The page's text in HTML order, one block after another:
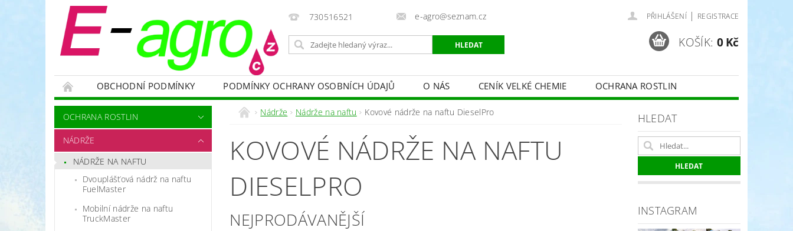
730516521 e-agro@seznam.cz PŘIHLÁŠENÍ | REGISTRACE
KOŠÍK: 0 Kč
OBCHODNÍ PODMÍNKY PODMÍNKY OCHRANY OSOBNÍCH ÚDAJŮ O NÁS CENÍK VELKÉ CHEMIE
OCHRANA ROSTLIN
NÁDRŽE
HNOJIVA VELKOOBJEMOVÉ VAKY, PYTLE, PLACHTY POSTŘIKOVAČE
RODENTICIDY - PROTI HLODAVCŮM
OCHRANNÉ POMŮCKY A PRACOVNÍ OBLEČENÍ
PRODEJ CIBULE CHOVATELSKÉ POTŘEBY
PÉČE O TRÁVNÍKY
NÁHRADNÍ DÍLY A SERVIS
VÝPRODEJ ZÁSOB = SLEVY 10-30 %
OCHRANA ROSTLIN
NÁDRŽE
NÁDRŽE NA NAFTU
Dvouplášťová nádrž na naftu
FuelMaster
Mobilní nádrže na naftu
TruckMaster
Nádrže Nádrže na naftu Kovové nádrže na naftu DieselPro
KOVOVÉ NÁDRŽE NA NAFTU
DIESELPRO
NEJPRODÁVANĚJŠÍ
HLEDAT
INSTAGRAM